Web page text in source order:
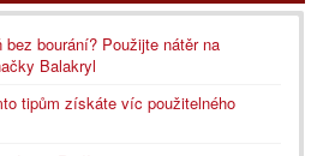
bourání? Použijte nátěr na
Balakryl
tipům získáte víc použitelného